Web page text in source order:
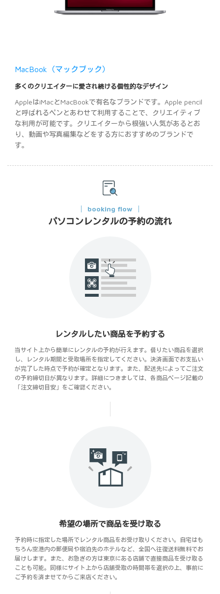
MacBook（マックブック）
多くのクリエイターに愛され続ける個性的なデザイン
AppleはiMacとMacBookで有名なブランドです。Apple pencil
と呼ばれるペンとあわせて利用することで、クリエイティブ
な利用が可能です。クリエイターから根強い人気があるとお
り、動画や写真編集などをする方におすすめのブランドで
す。
booking flow
パソコンレンタルの予約の流れ
レンタルしたい商品を予約する
当サイト上から簡単にレンタルの予約が行えます。借りたい商品を選択
し、レンタル期間と受取場所を指定してください。決済画面でお支払い
が完了した時点で予約が確定となります。また、配送先によってご注文
の予約締切日が異なります。詳細につきましては、各商品ページ記載の
「注文締切目安」をご確認ください。
希望の場所で商品を受け取る
予約時に指定した場所でレンタル商品をお受け取りください。自宅はも
ちろん空港内の郵便局や宿泊先のホテルなど、全国へ往復送料無料でお
届けします。また、お急ぎの方は東京にある店舗で直接商品を受け取る
ことも可能。同様にサイト上から店舗受取の時間帯を選択の上、事前に
ご予約を済ませてからご来店ください。